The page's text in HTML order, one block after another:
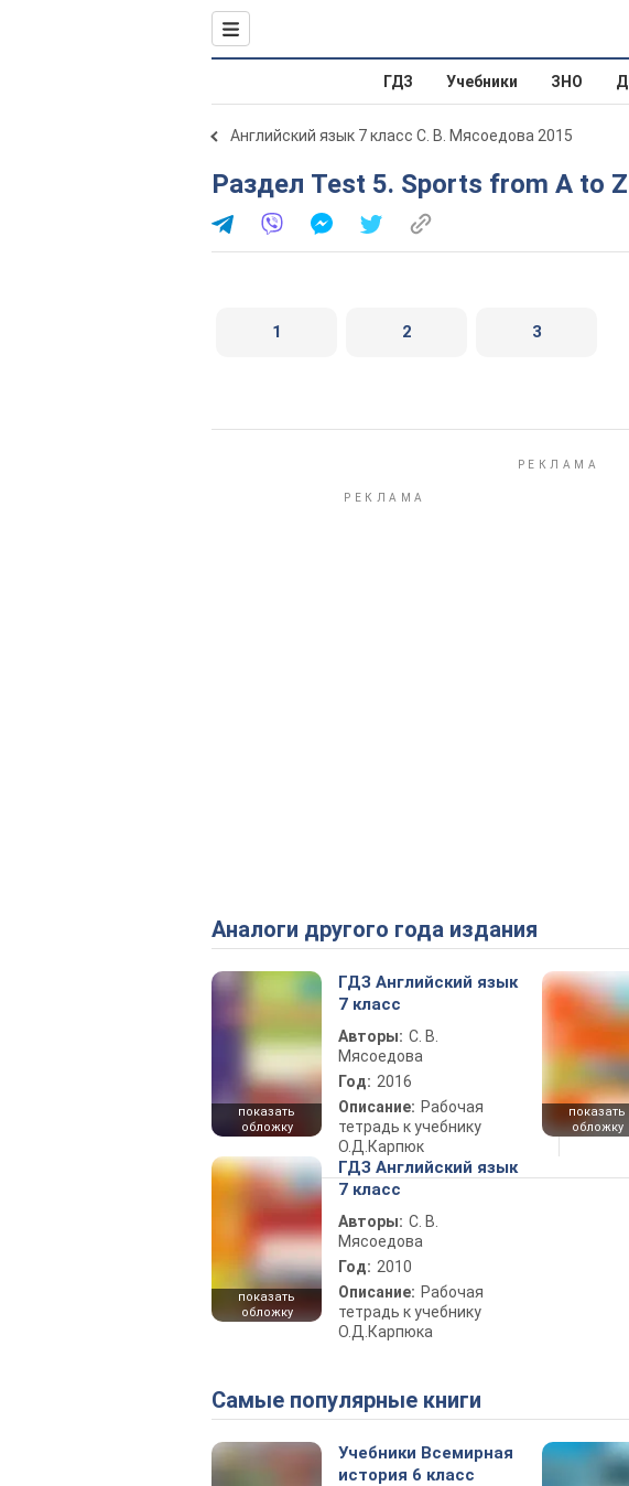
ГДЗ Учебники ЗНО
Английский язык 7 класс С. В. Мясоедова 2015
Раздел Test 5. Sports from A to
1 2 3
Аналоги другого года издания
показать
обложку
ГДЗ Английский язык
7 класс
Авторы: С. В.
Мясоедова
Год: 2016
Описание: Рабочая
тетрадь к учебнику
О.Д.Карпюк
показать
обложку
показать
обложку
ГДЗ Английский язык
7 класс
Авторы: С. В.
Мясоедова
Год: 2010
Описание: Рабочая
тетрадь к учебнику
О.Д.Карпюка
Самые популярные книги
Учебники Всемирная
история 6 класс